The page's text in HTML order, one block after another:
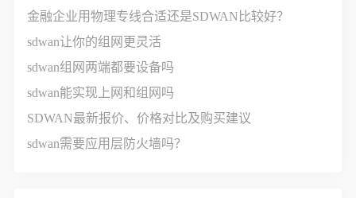
金融企业用物理专线合适还是SDWAN比较好？
sdwan让你的组网更灵活
sdwan组网两端都要设备吗
sdwan能实现上网和组网吗
SDWAN最新报价、价格对比及购买建议
sdwan需要应用层防火墙吗？